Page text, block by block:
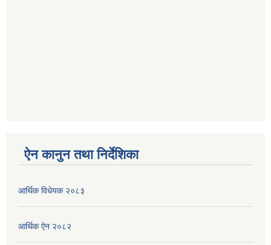
ऐन कानुन तथा निर्देशिका
आर्थिक विधेयक २०८३
आर्थिक ऐन २०८२